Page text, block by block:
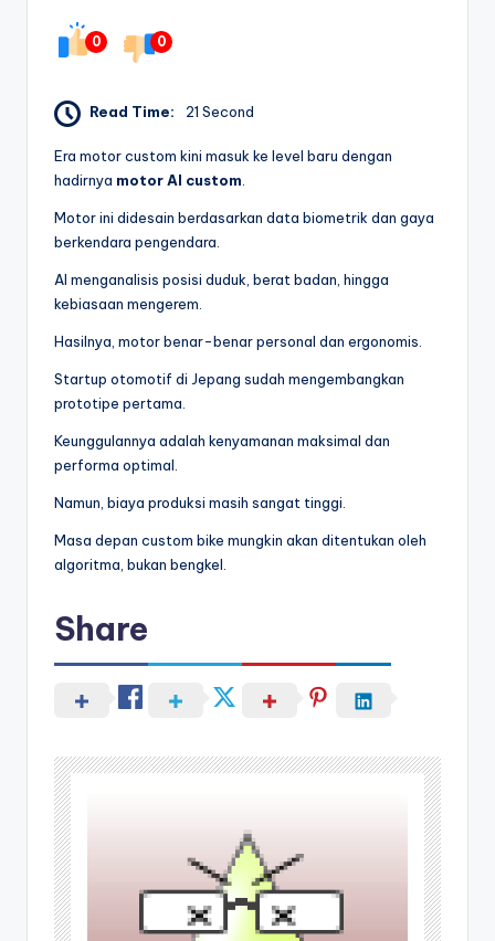
0 0
Read Time: 21 Second
Era motor custom kini masuk ke level baru dengan
hadirnya motor AI custom
Motor ini didesain berdasarkan data biometrik dan gaya
berkendara pengendara.
AI menganalisis posisi duduk, berat badan, hingga
kebiasaan mengerem.
Hasilnya, motor benar-benar personal dan ergonomis.
Startup otomotif di Jepang sudah mengembangkan
prototipe pertama.
Keunggulannya adalah kenyamanan maksimal dan
performa optimal.
Namun, biaya produksi masih sangat tinggi.
Masa depan custom bike mungkin akan ditentukan oleh
algoritma, bukan bengkel.
Share